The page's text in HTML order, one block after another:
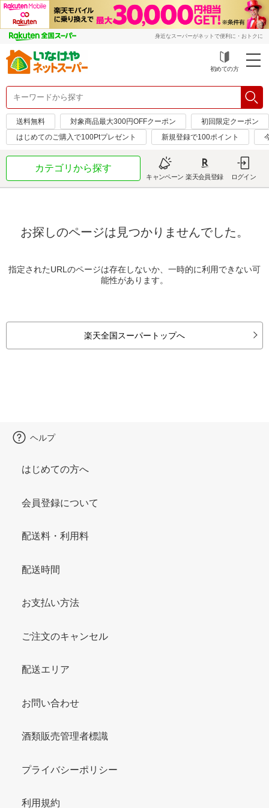
身近なスーパーがネットで便利に・おトクに
初めての方
送料無料 対象商品最大300円OFFクーポン
初回限定クーポン
はじめてのご購入で100Ptプレゼント
新規登録で100ポイント
カテゴリから探す
キャンペーン 楽天会員登録 ログイン
お探しのページは見つかりませんでした。
指定されたURLのページは存在しないか、一時的に利用できない可
能性があります。
楽天全国スーパートップへ
ヘルプ
はじめての方へ
会員登録について
配送料・利用料
配送時間
お支払い方法
ご注文のキャンセル
配送エリア
お問い合わせ
酒類販売管理者標識
プライバシーポリシー
利用規約